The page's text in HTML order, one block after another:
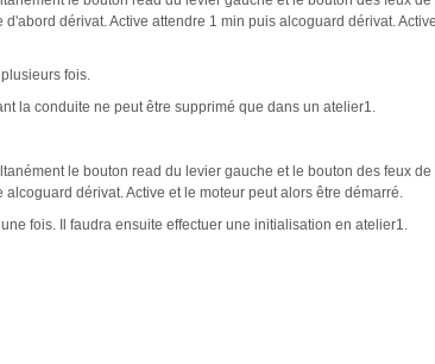
dérivat. Active attendre 1 min puis alcoguard dérivat.
fois.
la conduite ne peut être supprimé que dans un atelier1.
le bouton read du levier gauche et le bouton des feux
dérivat. Active et le moteur peut alors être démarré.
fois. Il faudra ensuite effectuer une initialisation en atelier1.